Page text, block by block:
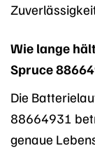
Wie lange
Spruce
Die
88664931
genaue